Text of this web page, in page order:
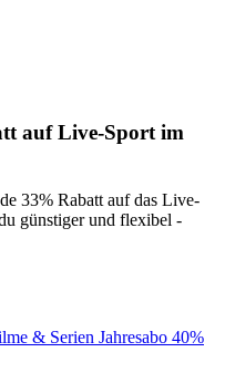
auf Live-Sport im
33% Rabatt auf das Live-
günstiger und flexibel -
& Serien Jahresabo 40%